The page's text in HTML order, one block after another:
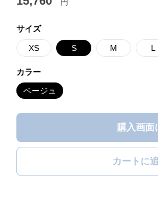
サイズ
XS S M L
カラー
ベージュ
購入画面
カートに